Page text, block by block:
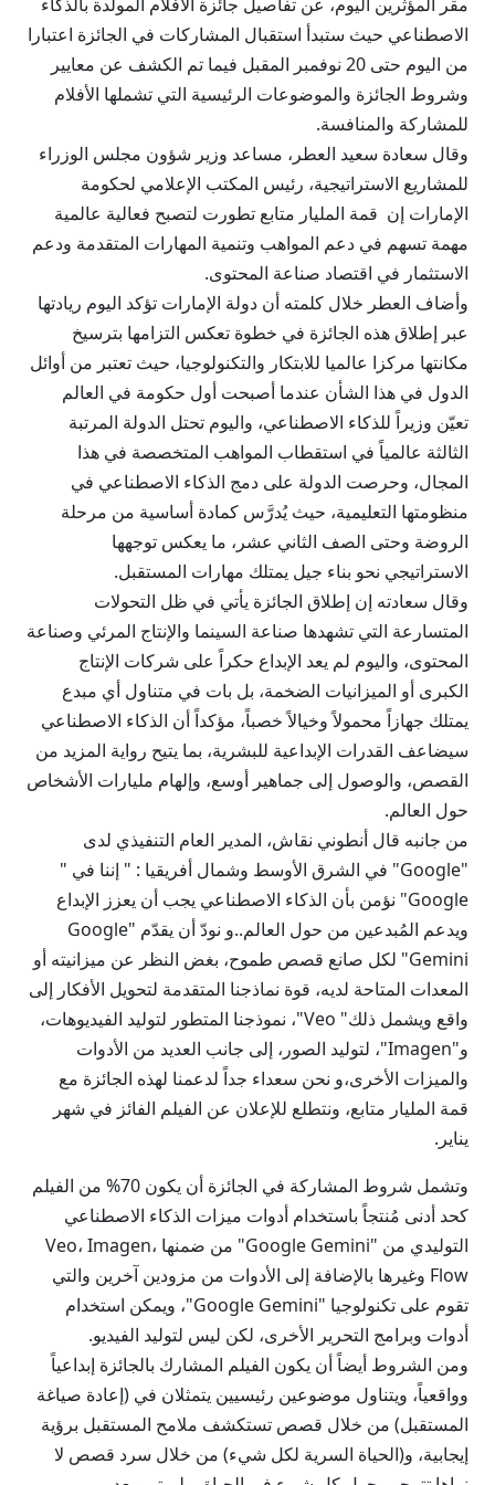
الاصطناعي حيث ستبدأ استقبال المشاركات في الجائزة اعتبارا
من اليوم حتى 20 نوفمبر المقبل فيما تم الكشف عن معايير
وشروط الجائزة والموضوعات الرئيسية التي تشملها الأفلام
للمشاركة والمنافسة.
وقال سعادة سعيد العطر، مساعد وزير شؤون مجلس الوزراء
للمشاريع الاستراتيجية، رئيس المكتب الإعلامي لحكومة
الإمارات إن قمة المليار متابع تطورت لتصبح فعالية عالمية
مهمة تسهم في دعم المواهب وتنمية المهارات المتقدمة ودعم
الاستثمار في اقتصاد صناعة المحتوى.
وأضاف العطر خلال كلمته أن دولة الإمارات تؤكد اليوم ريادتها
عبر إطلاق هذه الجائزة في خطوة تعكس التزامها بترسيخ
مكانتها مركزا عالميا للابتكار والتكنولوجيا، حيث تعتبر من أوائل
الدول في هذا الشأن عندما أصبحت أول حكومة في العالم
تعيّن وزيراً للذكاء الاصطناعي، واليوم تحتل الدولة المرتبة
الثالثة عالمياً في استقطاب المواهب المتخصصة في هذا
المجال، وحرصت الدولة على دمج الذكاء الاصطناعي في
منظومتها التعليمية، حيث يُدرَّس كمادة أساسية من مرحلة
الروضة وحتى الصف الثاني عشر، ما يعكس توجهها
الاستراتيجي نحو بناء جيل يمتلك مهارات المستقبل.
وقال سعادته إن إطلاق الجائزة يأتي في ظل التحولات
المتسارعة التي تشهدها صناعة السينما والإنتاج المرئي وصناعة
المحتوى، واليوم لم يعد الإبداع حكراً على شركات الإنتاج
الكبرى أو الميزانيات الضخمة، بل بات في متناول أي مبدع
يمتلك جهازاً محمولاً وخيالاً خصباً، مؤكداً أن الذكاء الاصطناعي
سيضاعف القدرات الإبداعية للبشرية، بما يتيح رواية المزيد من
القصص، والوصول إلى جماهير أوسع، وإلهام مليارات الأشخاص
حول العالم.
من جانبه قال أنطوني نقاش، المدير العام التنفيذي لدى
"Google" في الشرق الأوسط وشمال أفريقيا : " إننا في "
Google" نؤمن بأن الذكاء الاصطناعي يجب أن يعزز الإبداع
ويدعم المُبدعين من حول العالم..و نودّ أن يقدّم "Google
Gemini" لكل صانع قصص طموح، بغض النظر عن ميزانيته أو
المعدات المتاحة لديه، قوة نماذجنا المتقدمة لتحويل الأفكار إلى
واقع ويشمل ذلك" Veo"، نموذجنا المتطور لتوليد الفيديوهات،
و"Imagen"، لتوليد الصور، إلى جانب العديد من الأدوات
والميزات الأخرى،و نحن سعداء جداً لدعمنا لهذه الجائزة مع
قمة المليار متابع، ونتطلع للإعلان عن الفيلم الفائز في شهر
يناير.
وتشمل شروط المشاركة في الجائزة أن يكون 70% من الفيلم
كحد أدنى مُنتجاً باستخدام أدوات ميزات الذكاء الاصطناعي
التوليدي من "Google Gemini" من ضمنها Veo، Imagen،
Flow وغيرها بالإضافة إلى الأدوات من مزودين آخرين والتي
تقوم على تكنولوجيا "Google Gemini"، ويمكن استخدام
أدوات وبرامج التحرير الأخرى، لكن ليس لتوليد الفيديو.
ومن الشروط أيضاً أن يكون الفيلم المشارك بالجائزة إبداعياً
وواقعياً، ويتناول موضوعين رئيسيين يتمثلان في (إعادة صياغة
المستقبل) من خلال قصص تستكشف ملامح المستقبل برؤية
إيجابية، و(الحياة السرية لكل شيء) من خلال سرد قصص لا